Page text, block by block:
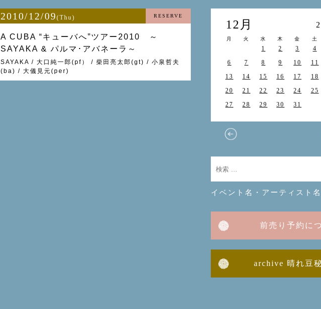
2010/12/09(Thu) RESERVE
A CUBA “キューバへ”ツアー2010 ～
SAYAKA & パルマ･アバネーラ～
SAYAKA / 大口純一郎(pf） / 柴田亮太郎(gt) / 小泉哲夫
(ba) / 大儀見元(per)
12月
月 火 水 木 金 土
1 2 3 4
6
7 8 9 10 11
13
14 15 16 17 18
20
21 22 23 24 25
27
28 29 30 31
イベント名・アーティスト
前売り予約に
archive 晴れ豆